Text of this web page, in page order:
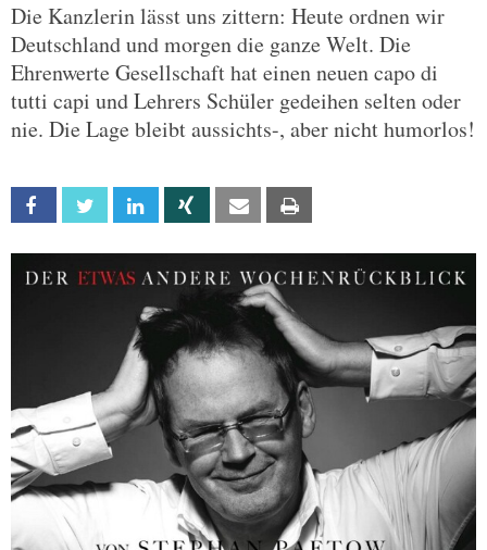
Die Kanzlerin lässt uns zittern: Heute ordnen wir
Deutschland und morgen die ganze Welt. Die
Ehrenwerte Gesellschaft hat einen neuen capo di
tutti capi und Lehrers Schüler gedeihen selten oder
nie. Die Lage bleibt aussichts-, aber nicht humorlos!
Facebook Twitter Linkedin Xing Email